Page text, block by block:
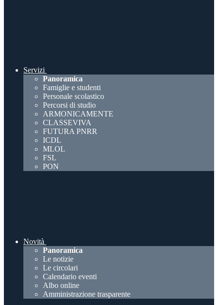
Servizi
Panoramica
Famiglie e studenti
Personale scolastico
Percorsi di studio
ARMONICAMENTE
CLASSEVIVA
FUTURA PNRR
ICDL
MLOL
FSL
PON
Novità
Panoramica
Le notizie
Le circolari
Calendario eventi
Albo online
Amministrazione trasparente